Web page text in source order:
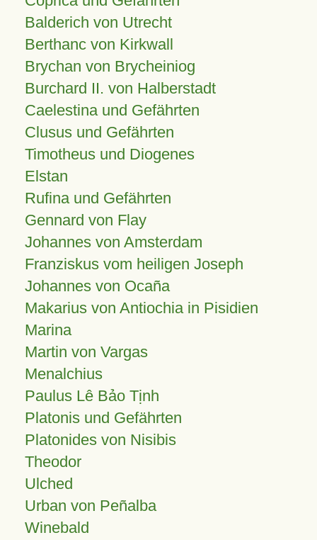
Balderich von Utrecht
Berthanc von Kirkwall
Brychan von Brycheiniog
Burchard II. von Halberstadt
Caelestina und Gefährten
Clusus und Gefährten
Timotheus und Diogenes
Elstan
Rufina und Gefährten
Gennard von Flay
Johannes von Amsterdam
Franziskus vom heiligen Joseph
Johannes von Ocaña
Makarius von Antiochia in Pisidien
Marina
Martin von Vargas
Menalchius
Paulus Lê Bảo Tịnh
Platonis und Gefährten
Platonides von Nisibis
Theodor
Ulched
Urban von Peñalba
Winebald